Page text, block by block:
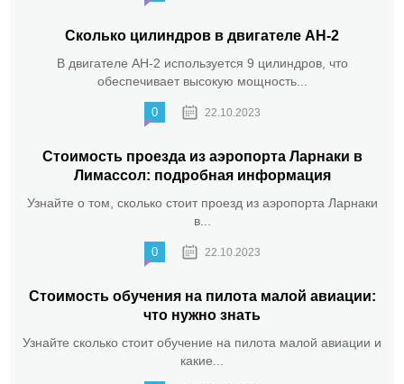
Сколько цилиндров в двигателе АН-2
В двигателе АН-2 используется 9 цилиндров, что
обеспечивает высокую мощность...
0 22.10.2023
Стоимость проезда из аэропорта Ларнаки в
Лимассол: подробная информация
Узнайте о том, сколько стоит проезд из аэропорта Ларнаки
в...
0 22.10.2023
Стоимость обучения на пилота малой авиации:
что нужно знать
Узнайте сколько стоит обучение на пилота малой авиации и
какие...